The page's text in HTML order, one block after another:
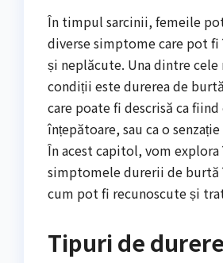
În timpul sarcinii, femeile
diverse simptome care pot
și neplăcute. Una dintre cele
condiții este durerea de
care poate fi descrisă ca
înțepătoare, sau ca o
În acest capitol, vom
simptomele durerii de burtă
cum pot fi recunoscute și
Tipuri de durere